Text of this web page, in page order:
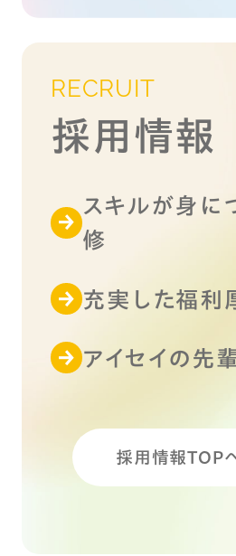
RECRUIT
採用情報
スキルが身に
修
充実した福利
アイセイの先
採用情報TOP